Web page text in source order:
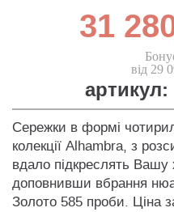
31
від 29
артикул:
Сережки в формі
колекції Alhambra, з
вдало підкреслять Вашу
доповнивши вбрання
Золото 585 проби. Ціна